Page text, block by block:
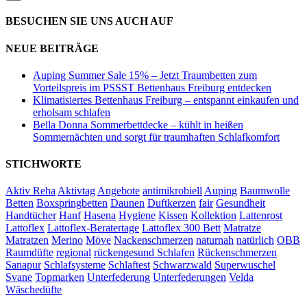
BESUCHEN SIE UNS AUCH AUF
NEUE BEITRÄGE
Auping Summer Sale 15% – Jetzt Traumbetten zum
Vorteilspreis im PSSST Bettenhaus Freiburg entdecken
Klimatisiertes Bettenhaus Freiburg – entspannt einkaufen und
erholsam schlafen
Bella Donna Sommerbettdecke – kühlt in heißen
Sommernächten und sorgt für traumhaften Schlafkomfort
STICHWORTE
Aktiv RehaAktivtagAngebote antimikrobiellAuping Baumwolle
Betten Boxspringbetten Daunen Duftkerzen fair Gesundheit
Handtücher Hanf Hasena Hygiene Kissen Kollektion Lattenrost
Lattoflex Lattoflex-Beratertage Lattoflex 300 Bett Matratze
Matratzen Merino Möve Nackenschmerzen naturnah natürlich OBB
Raumdüfte regional rückengesund Schlafen Rückenschmerzen
Sanapur Schlafsysteme Schlaftest Schwarzwald Superwuschel
Svane Topmarken Unterfederung Unterfederungen Velda
Wäschedüfte